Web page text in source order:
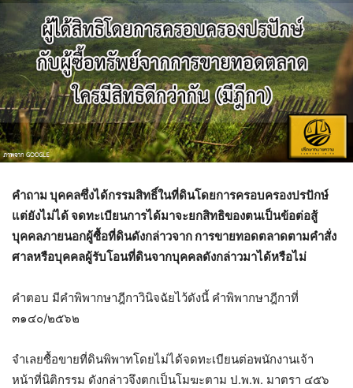
คําถาม บุคคลซึ่งได้กรรมสิทธิ์ในที่ดินโดยการครอบครองปรปักษ์
แต่ยังไม่ได้ จดทะเบียนการได้มาจะยกสิทธิของตนเป็นข้อต่อสู้
บุคคลภายนอกผู้ซื้อที่ดินดังกล่าวจาก การขายทอดตลาดตามคําสั่ง
ศาลหรือบุคคลผู้รับโอนที่ดินจากบุคคลดังกล่าวมาได้หรือไม่
คําตอบ มีคําพิพากษาฎีกาวินิจฉัยไว้ดังนี้ คําพิพากษาฎีกาที่
๓๑๔๐/๒๕๖๒
จําเลยซื้อขายที่ดินพิพาทโดยไม่ได้จดทะเบียนต่อพนักงานเจ้า
หน้าที่นิติกรรม ดังกล่าวจึงตกเป็นโมฆะตาม ป.พ.พ. มาตรา ๔๕๖